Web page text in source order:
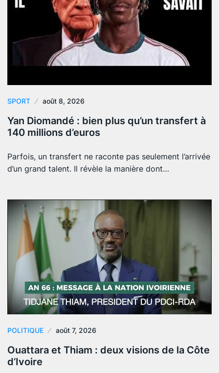
SPORT août 8, 2026
Yan Diomandé : bien plus qu’un transfert à
140 millions d’euros
Parfois, un transfert ne raconte pas seulement l’arrivée
d’un grand talent. Il révèle la manière dont…
POLITIQUE août 7, 2026
Ouattara et Thiam : deux visions de la Côte
d’Ivoire